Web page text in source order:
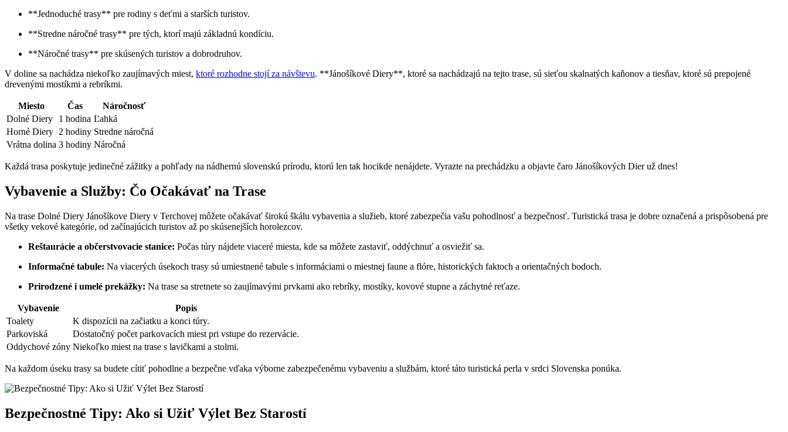
**Jednoduché trasy** pre rodiny s deťmi a starších turistov.
**Stredne náročné trasy** pre tých, ktorí majú základnú kondíciu.
**Náročné trasy** pre skúsených turistov a dobrodruhov.
V doline sa nachádza niekoľko zaujímavých miest, ktoré rozhodne stojí za návštevu. **Jánošíkové Diery**, ktoré sa nachádzajú na tejto trase, sú sieťou skalnatých kaňonov a tiesňav, ktoré sú prepojené
drevenými mostíkmi a rebríkmi.
Miesto Čas
Náročnosť
Dolné Diery
1 hodina Ľahká
Horné Diery 2 hodiny Stredne náročná
Vrátna dolina 3 hodiny Náročná
Každá trasa poskytuje jedinečné zážitky a pohľady na nádhernú slovenskú prírodu, ktorú len tak hocikde nenájdete. Vyrazte na prechádzku a objavte čaro Jánošíkových Dier už dnes!
Vybavenie a Služby: Čo Očakávať na Trase
Na trase Dolné Diery Jánošíkove Diery v Terchovej môžete očakávať širokú škálu vybavenia a služieb, ktoré zabezpečia vašu pohodlnosť a bezpečnosť. Turistická trasa je dobre označená a prispôsobená pre
všetky vekové kategórie, od začínajúcich turistov až po skúsenejších horolezcov.
Reštaurácie a občerstvovacie stanice: Počas túry nájdete viaceré miesta, kde sa môžete zastaviť, oddýchnuť a osviežiť sa.
Informačné tabule: Na viacerých úsekoch trasy sú umiestnené tabule s informáciami o miestnej faune a flóre, historických faktoch a orientačných bodoch.
Prirodzené i umelé prekážky: Na trase sa stretnete so zaujímavými prvkami ako rebríky, mostíky, kovové stupne a záchytné reťaze.
Vybavenie
Popis
Toalety
K dispozícii na začiatku a konci túry.
Parkoviská
Dostatočný počet parkovacích miest pri vstupe do rezervácie.
Oddychové zóny Niekoľko miest na trase s lavičkami a stolmi.
Na každom úseku trasy sa budete cítiť pohodlne a bezpečne vďaka výborne zabezpečenému vybaveniu a službám, ktoré táto turistická perla v srdci Slovenska ponúka.
Bezpečnostné Tipy: Ako si Užiť Výlet Bez Starostí